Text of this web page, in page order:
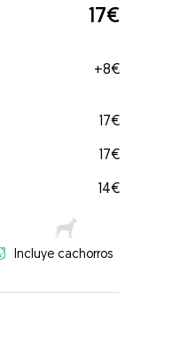
17€
+8€
17€
17€
14€
Incluye cachorros